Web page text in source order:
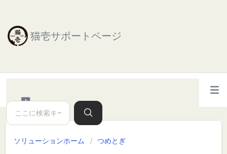
猫壱サポートページ
ソリューションホーム つめとぎ